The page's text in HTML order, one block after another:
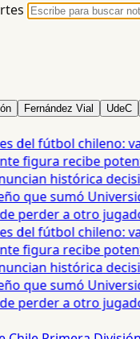
Fernández Vial UdeC
fútbol chileno:
figura recibe
histórica
que sumó
perder a otro
fútbol chileno:
figura recibe
histórica
que sumó
perder a otro